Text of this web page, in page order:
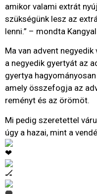
amikor valami extrát
szükségünk lesz az
lenni.” – mondta
Ma van advent
a negyedik gyertyát az
gyertya
amely összefogja az
reményt és az örömöt.
Mi pedig szeretettel
úgy a hazai, mint a